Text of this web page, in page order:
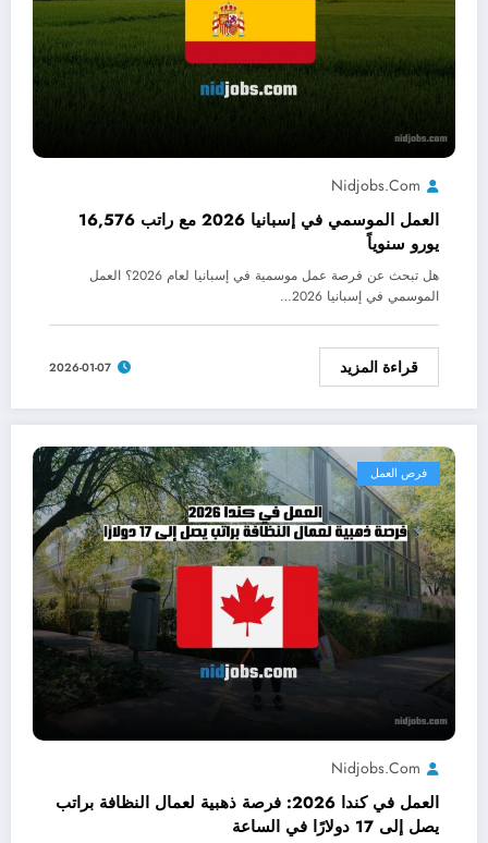
Nidjobs.com
العمل الموسمي في إسبانيا 2026 مع راتب 16,576
يورو سنوياً
هل تبحث عن فرصة عمل موسمية في إسبانيا لعام 2026؟ العمل
الموسمي في إسبانيا 2026…
قراءة المزيد 2026-01-07
فرص العمل
Nidjobs.com
العمل في كندا 2026: فرصة ذهبية لعمال النظافة براتب
يصل إلى 17 دولارًا في الساعة